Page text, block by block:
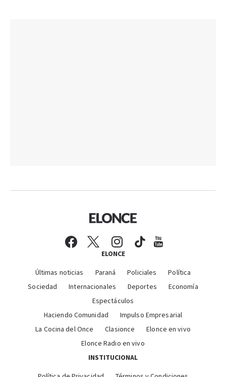
ELONCE
Últimas noticias Paraná Policiales
Política
Sociedad
Internacionales Deportes
Economía
Espectáculos
Haciendo Comunidad
Impulso Empresarial
La Cocina del Once
Clasionce
Elonce en vivo
Elonce Radio en vivo
INSTITUCIONAL